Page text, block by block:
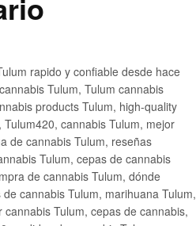
rapido y confiable desde hace
Tulum, Tulum cannabis
products Tulum, high-quality
cannabis Tulum, mejor
de cannabis Tulum, reseñas
Tulum, cepas de cannabis
de cannabis Tulum, dónde
cannabis Tulum, marihuana Tulum,
Tulum, cepas de cannabis,